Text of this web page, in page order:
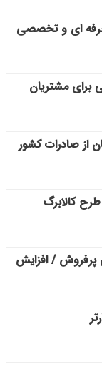
ای و تخصصی
برای مشتریان
از صادرات کشور
کالابرگ
پرفروش / افزایش